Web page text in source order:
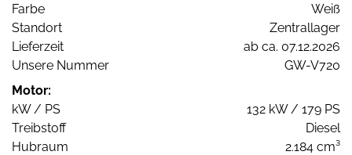
Farbe
Weiß
Standort
Zentrallager
Lieferzeit
ab ca. 07.12.2026
Unsere Nummer
GW-V720
Motor:
kW / PS
132 kW / 179 PS
Treibstoff
Diesel
Hubraum
2.184 cm³